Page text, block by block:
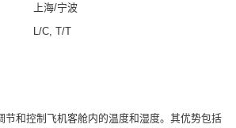
上海/宁波
L/C, T/T
节和控制飞机客舱内的温度和湿度。其优势包括